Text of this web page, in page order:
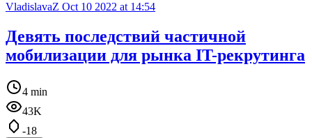
VladislavaZ Oct 10 2022 at 14:54
Девять последствий частичной
мобилизации для рынка IT-рекрутинга
4 min
43K
-18